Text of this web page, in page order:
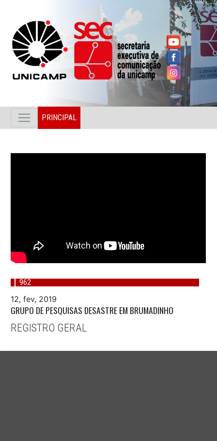
PRINCIPAL
962
12, fev, 2019
GRUPO DE PESQUISAS DESASTRE EM BRUMADINHO
REGISTRO GERAL